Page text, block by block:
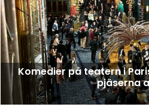
Komedier på teatern i
pjäserna